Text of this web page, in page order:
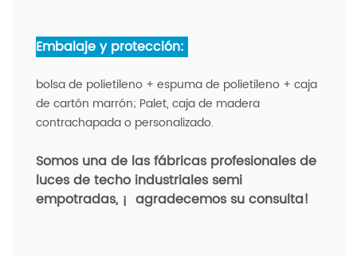
Embalaje y protección:
bolsa de polietileno + espuma de polietileno + caja
de cartón marrón; Palet, caja de madera
contrachapada o personalizado.
Somos una de las fábricas profesionales de
luces de techo industriales semi
empotradas, ¡ agradecemos su consulta!